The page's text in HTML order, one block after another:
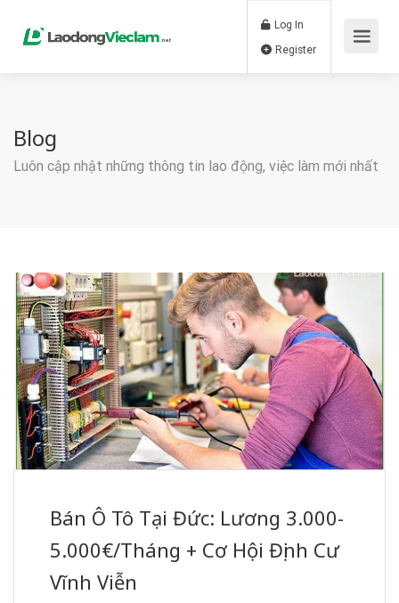
Log In
Blog
Luôn cập nhật những thông tin lao động, việc làm mới nhất
Bán Ô Tô Tại Đức: Lương 3.000-
5.000€/Tháng + Cơ Hội Định Cư
Vĩnh Viễn